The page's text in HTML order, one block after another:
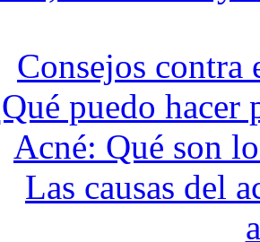
Consejos contra
puedo hacer
Acné: Qué son
Las causas del